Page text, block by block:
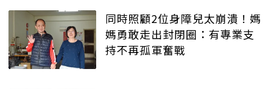
同時照顧2位身障兒太崩潰！媽
媽勇敢走出封閉圈：有專業支
持不再孤軍奮戰